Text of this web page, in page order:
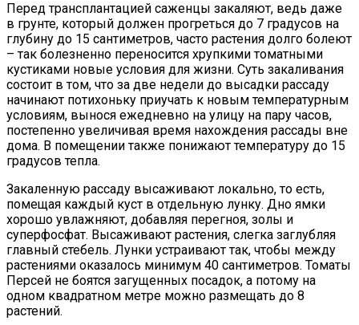
Перед трансплантацией саженцы закаляют, ведь даже
в грунте, который должен прогреться до 7 градусов на
глубину до 15 сантиметров, часто растения долго болеют
– так болезненно переносится хрупкими томатными
кустиками новые условия для жизни. Суть закаливания
состоит в том, что за две недели до высадки рассаду
начинают потихоньку приучать к новым температурным
условиям, вынося ежедневно на улицу на пару часов,
постепенно увеличивая время нахождения рассады вне
дома. В помещении также понижают температуру до 15
градусов тепла.
Закаленную рассаду высаживают локально, то есть,
помещая каждый куст в отдельную лунку. Дно ямки
хорошо увлажняют, добавляя перегноя, золы и
суперфосфат. Высаживают растения, слегка заглубляя
главный стебель. Лунки устраивают так, чтобы между
растениями оказалось минимум 40 сантиметров. Томаты
Персей не боятся загущенных посадок, а потому на
одном квадратном метре можно размещать до 8
растений.